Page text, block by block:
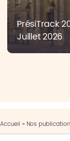
PrésiTrack
Juillet 2026
Accueil » Nos